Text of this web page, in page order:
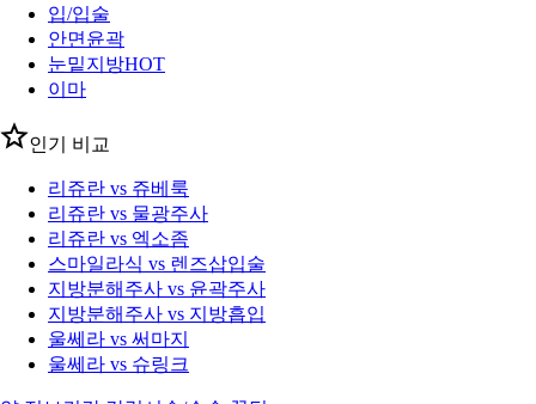
입/입술
안면윤곽
눈밑지방HOT
이마
인기 비교
리쥬란 vs 쥬베룩
리쥬란 vs 물광주사
리쥬란 vs 엑소좀
스마일라식 vs 렌즈삽입술
지방분해주사 vs 윤곽주사
지방분해주사 vs 지방흡입
울쎄라 vs 써마지
울쎄라 vs 슈링크